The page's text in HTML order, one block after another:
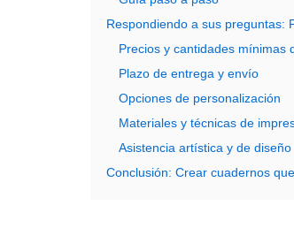
Respondiendo a sus preguntas:
Precios y cantidades mínimas
Plazo de entrega y envío
Opciones de personalización
Materiales y técnicas de
Asistencia artística y de diseño
Conclusión: Crear cuadernos